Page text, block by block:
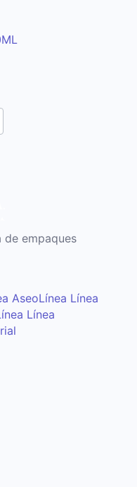
de empaques
AseoLínea Línea
Línea